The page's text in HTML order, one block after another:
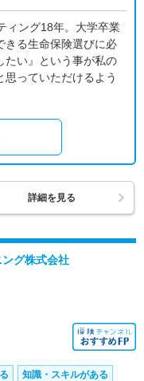
ィング18年。大学卒業
きる生命保険選びに必
たい』という事が私の
思っていただけるよう
詳細を見る
グ株式会社
知識・スキルがある